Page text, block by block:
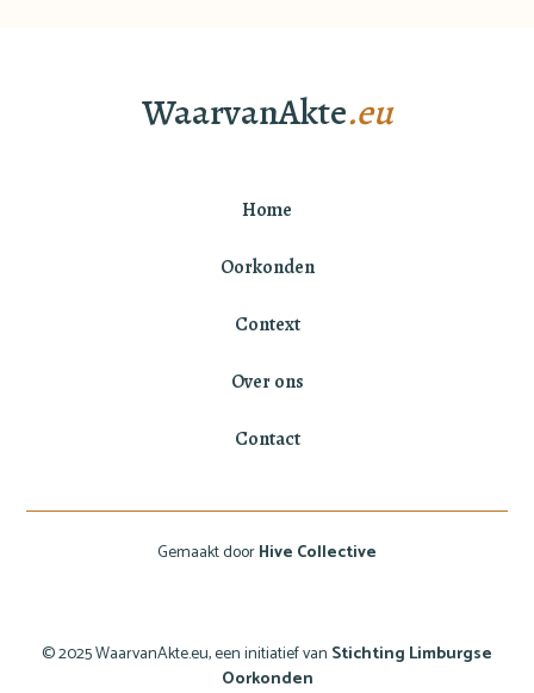
WaarvanAkte.eu
Home
Oorkonden
Context
Over ons
Contact
© 2025 WaarvanAkte.eu, een initiatief van Stichting Limburgse
Oorkonden
Gemaakt doorHive Collective